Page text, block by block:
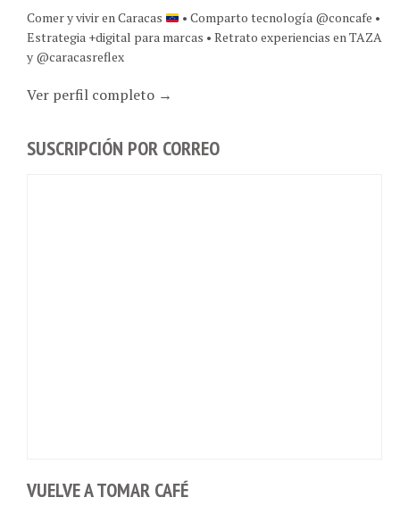
Estrategia +digital para marcas • Retrato experiencias en TAZA
y @caracasreflex
Ver perfil completo →
SUSCRIPCIÓN POR CORREO
VUELVE A TOMAR CAFÉ